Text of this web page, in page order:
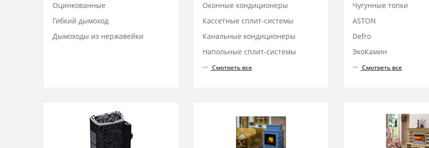
Оцинкованные
Гибкий дымоход
Дымоходы из нержавейки
Оконные кондиционеры
Кассетные сплит-системы
Канальные кондиционеры
Напольные сплит-системы
Смотреть все
Чугунные топки
ASTON
Defro
ЭкоКамин
Смотреть все